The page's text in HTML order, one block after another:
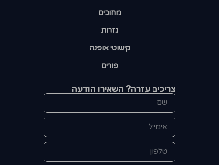
מחוכים
גזרות
קישוטי אופנה
פורים
צריכים עזרה? השאירו הודעה